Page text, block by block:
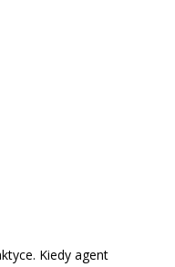
Kiedy agent